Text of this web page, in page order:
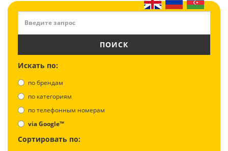
ПОИСК
Искать по:
по брендам
по категориям
по телефонным номерам
via Google™
Сортировать по: